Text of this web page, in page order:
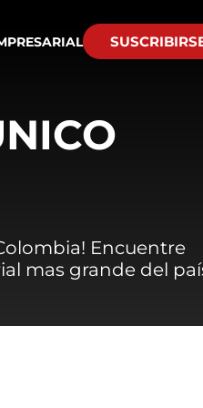
Encuentre
mas grande del